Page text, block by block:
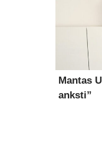
Mantas
anksti”